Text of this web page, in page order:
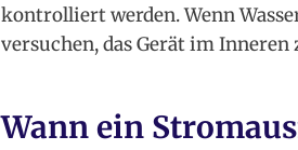
kontrolliert werden. Wenn
versuchen, das Gerät im Inneren
Wann ein